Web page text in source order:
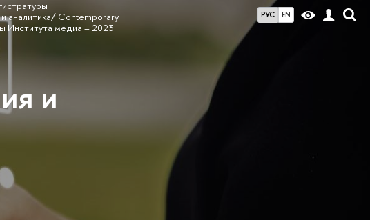
РУС EN
аналитика/ Contemporary
Института медиа – 2023
и